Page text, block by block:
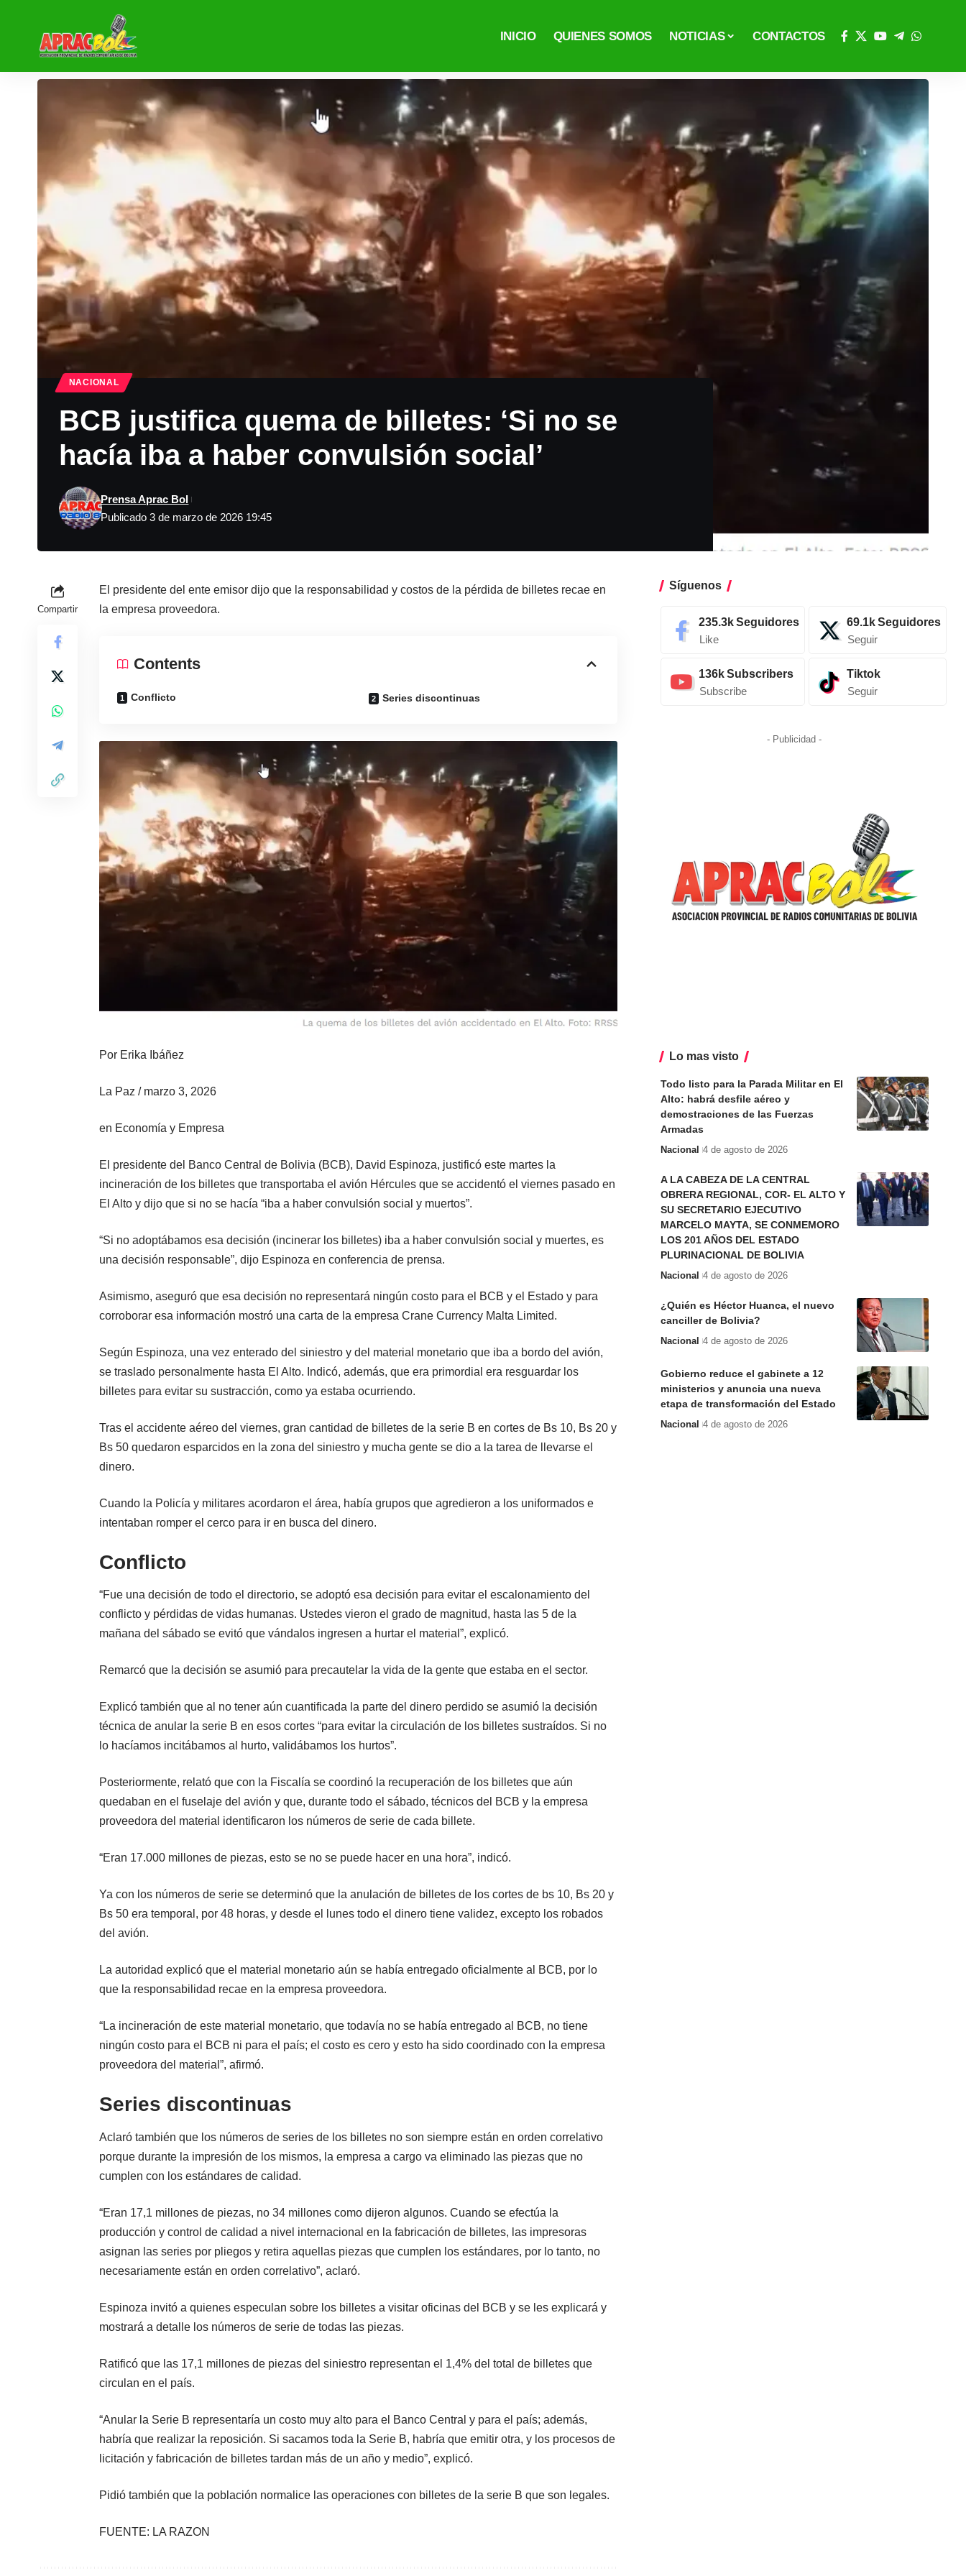
INICIO QUIENES SOMOS NOTICIAS CONTACTOS
NACIONAL
BCB justifica quema de billetes: ‘Si no se
hacía iba a haber convulsión social’
Publicado 3 de marzo de 2026 19:45
Prensa Aprac Bol
Compartir
El presidente del ente emisor dijo que la responsabilidad y costos de la pérdida de billetes recae en
la empresa proveedora.
Contents
Conflicto Series discontinuas
Por Erika Ibáñez
La Paz / marzo 3, 2026
en Economía y Empresa
El presidente del Banco Central de Bolivia (BCB), David Espinoza, justificó este martes la
incineración de los billetes que transportaba el avión Hércules que se accidentó el viernes pasado en
El Alto y dijo que si no se hacía “iba a haber convulsión social y muertos”.
“Si no adoptábamos esa decisión (incinerar los billetes) iba a haber convulsión social y muertes, es
una decisión responsable”, dijo Espinoza en conferencia de prensa.
Asimismo, aseguró que esa decisión no representará ningún costo para el BCB y el Estado y para
corroborar esa información mostró una carta de la empresa Crane Currency Malta Limited.
Según Espinoza, una vez enterado del siniestro y del material monetario que iba a bordo del avión,
se traslado personalmente hasta El Alto. Indicó, además, que era primordial era resguardar los
billetes para evitar su sustracción, como ya estaba ocurriendo.
Tras el accidente aéreo del viernes, gran cantidad de billetes de la serie B en cortes de Bs 10, Bs 20 y
Bs 50 quedaron esparcidos en la zona del siniestro y mucha gente se dio a la tarea de llevarse el
dinero.
Cuando la Policía y militares acordaron el área, había grupos que agredieron a los uniformados e
intentaban romper el cerco para ir en busca del dinero.
Conflicto
“Fue una decisión de todo el directorio, se adoptó esa decisión para evitar el escalonamiento del
conflicto y pérdidas de vidas humanas. Ustedes vieron el grado de magnitud, hasta las 5 de la
mañana del sábado se evitó que vándalos ingresen a hurtar el material”, explicó.
Remarcó que la decisión se asumió para precautelar la vida de la gente que estaba en el sector.
Explicó también que al no tener aún cuantificada la parte del dinero perdido se asumió la decisión
técnica de anular la serie B en esos cortes “para evitar la circulación de los billetes sustraídos. Si no
lo hacíamos incitábamos al hurto, validábamos los hurtos”.
Posteriormente, relató que con la Fiscalía se coordinó la recuperación de los billetes que aún
quedaban en el fuselaje del avión y que, durante todo el sábado, técnicos del BCB y la empresa
proveedora del material identificaron los números de serie de cada billete.
“Eran 17.000 millones de piezas, esto se no se puede hacer en una hora”, indicó.
Ya con los números de serie se determinó que la anulación de billetes de los cortes de bs 10, Bs 20 y
Bs 50 era temporal, por 48 horas, y desde el lunes todo el dinero tiene validez, excepto los robados
del avión.
La autoridad explicó que el material monetario aún se había entregado oficialmente al BCB, por lo
que la responsabilidad recae en la empresa proveedora.
“La incineración de este material monetario, que todavía no se había entregado al BCB, no tiene
ningún costo para el BCB ni para el país; el costo es cero y esto ha sido coordinado con la empresa
proveedora del material”, afirmó.
Series discontinuas
Aclaró también que los números de series de los billetes no son siempre están en orden correlativo
porque durante la impresión de los mismos, la empresa a cargo va eliminado las piezas que no
cumplen con los estándares de calidad.
“Eran 17,1 millones de piezas, no 34 millones como dijeron algunos. Cuando se efectúa la
producción y control de calidad a nivel internacional en la fabricación de billetes, las impresoras
asignan las series por pliegos y retira aquellas piezas que cumplen los estándares, por lo tanto, no
necesariamente están en orden correlativo”, aclaró.
Espinoza invitó a quienes especulan sobre los billetes a visitar oficinas del BCB y se les explicará y
mostrará a detalle los números de serie de todas las piezas.
Ratificó que las 17,1 millones de piezas del siniestro representan el 1,4% del total de billetes que
circulan en el país.
“Anular la Serie B representaría un costo muy alto para el Banco Central y para el país; además,
habría que realizar la reposición. Si sacamos toda la Serie B, habría que emitir otra, y los procesos de
licitación y fabricación de billetes tardan más de un año y medio”, explicó.
Pidió también que la población normalice las operaciones con billetes de la serie B que son legales.
FUENTE: LA RAZON
Síguenos
235.3kSeguidores
Like
69.1kSeguidores
Seguir
136kSubscribers
Subscribe
Tiktok
Seguir
- Publicidad -
Lo mas visto
Todo listo para la Parada Militar en El
Alto: habrá desfile aéreo y
demostraciones de las Fuerzas
Armadas
Nacional 4 de agosto de 2026
A LA CABEZA DE LA CENTRAL
OBRERA REGIONAL, COR- EL ALTO Y
SU SECRETARIO EJECUTIVO
MARCELO MAYTA, SE CONMEMORO
LOS 201 AÑOS DEL ESTADO
PLURINACIONAL DE BOLIVIA
Nacional 4 de agosto de 2026
¿Quién es Héctor Huanca, el nuevo
canciller de Bolivia?
Nacional 4 de agosto de 2026
Gobierno reduce el gabinete a 12
ministerios y anuncia una nueva
etapa de transformación del Estado
Nacional 4 de agosto de 2026